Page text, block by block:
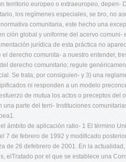
territorio europeo o extraeuropeo,
los regímenes especiales, se bro, no
comunitaria, este hecho una
ción global y uniforme del acervo comuni-
jurídica de esta práctica no
el derecho comunita- a nuestro entender,
derecho comunitario; regule
Se trata, por consiguien- y 3) una
ni responden a un modelo
de mutua los actos o preceptos
una parte del terri- Instituciones
ámbito de aplicación ratio- 1 El término
7 de febrero de 1992 y modificado
de 26 defebrero de 2001. En la
elTratado por el que se establece una